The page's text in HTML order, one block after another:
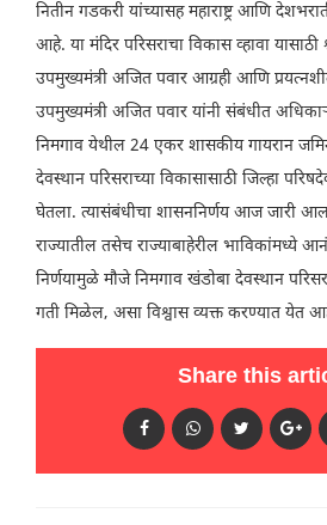
नितीन गडकरी यांच्यासह महाराष्ट्र आणि
आहे. या मंदिर परिसराचा विकास व्हावा यासाठी
उपमुख्यमंत्री अजित पवार आग्रही आणि
उपमुख्यमंत्री अजित पवार यांनी संबंधीत
निमगाव येथील 24 एकर शासकीय गायरान
देवस्थान परिसराच्या विकासासाठी जिल्हा
घेतला. त्यासंबंधीचा शासननिर्णय आज जारी
राज्यातील तसेच राज्याबाहेरील भाविकांमध्ये
निर्णयामुळे मौजे निमगाव खंडोबा देवस्थान
गती मिळेल, असा विश्वास व्यक्त करण्यात येत
Share this